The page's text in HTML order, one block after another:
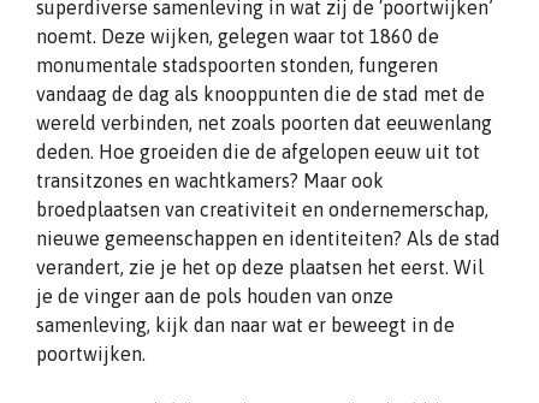
superdiverse samenleving in wat zij de ‘poortwijken’
noemt. Deze wijken, gelegen waar tot 1860 de
monumentale stadspoorten stonden, fungeren
vandaag de dag als knooppunten die de stad met de
wereld verbinden, net zoals poorten dat eeuwenlang
deden. Hoe groeiden die de afgelopen eeuw uit tot
transitzones en wachtkamers? Maar ook
broedplaatsen van creativiteit en ondernemerschap,
nieuwe gemeenschappen en identiteiten? Als de stad
verandert, zie je het op deze plaatsen het eerst. Wil
je de vinger aan de pols houden van onze
samenleving, kijk dan naar wat er beweegt in de
poortwijken.